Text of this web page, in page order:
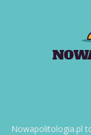
Nowapolitologia.pl